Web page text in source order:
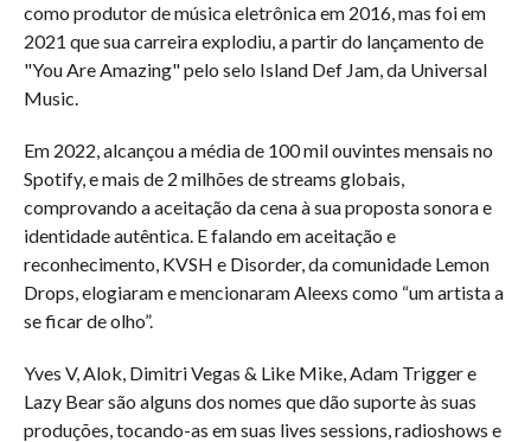
como produtor de música eletrônica em 2016, mas foi em
2021 que sua carreira explodiu, a partir do lançamento de
"You Are Amazing" pelo selo Island Def Jam, da Universal
Music.
Em 2022, alcançou a média de 100 mil ouvintes mensais no
Spotify, e mais de 2 milhões de streams globais,
comprovando a aceitação da cena à sua proposta sonora e
identidade autêntica. E falando em aceitação e
reconhecimento, KVSH e Disorder, da comunidade Lemon
Drops, elogiaram e mencionaram Aleexs como “um artista a
se ficar de olho”.
Yves V, Alok, Dimitri Vegas & Like Mike, Adam Trigger e
Lazy Bear são alguns dos nomes que dão suporte às suas
produções, tocando-as em suas lives sessions, radioshows e